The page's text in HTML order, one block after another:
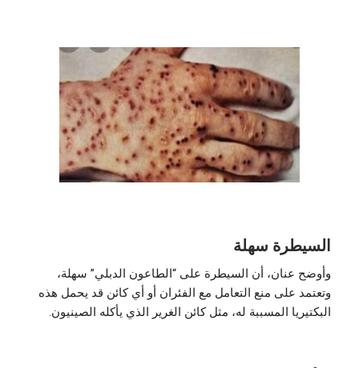
السيطرة سهلة
وأوضح عنان، أن السيطرة على “الطاعون الدبلي” سهلة،
وتعتمد على منع التعامل مع الفئران أو أي كائن قد يحمل هذه
البكتيريا المسببة له، مثل كائن الغرير الذي يأكله الصينيون.